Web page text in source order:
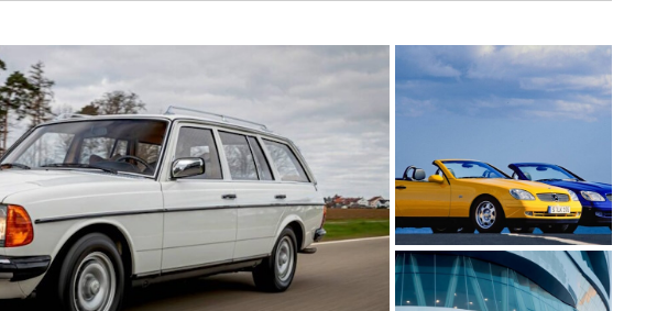
no Website e nos serviços disponibilizados.
a política de cookies do site.